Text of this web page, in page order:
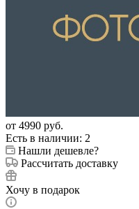
от 4990 руб.
Есть в наличии: 2
Нашли дешевле?
Рассчитать доставку
Хочу в подарок